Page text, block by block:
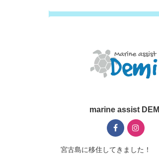
marine assist DEMI
宮古島に移住してきました！